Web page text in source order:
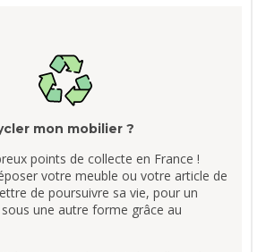
mon mobilier ?
points de collecte en France !
votre meuble ou votre article de
de poursuivre sa vie, pour un
une autre forme grâce au